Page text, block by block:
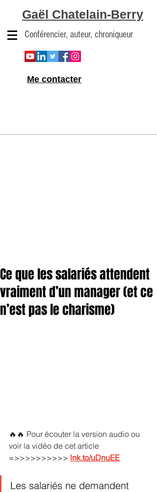
Gaël Chatelain-Berry
Conférencier, auteur, chroniqueur
Me contacter
Ce que les salariés attendent
vraiment d’un manager (et ce
n’est pas le charisme)
🔥🔥 Pour écouter la version audio ou
voir la vidéo de cet article
=>>>>>>>>>> lnk.to/uDnuEE
Les salariés ne demandent